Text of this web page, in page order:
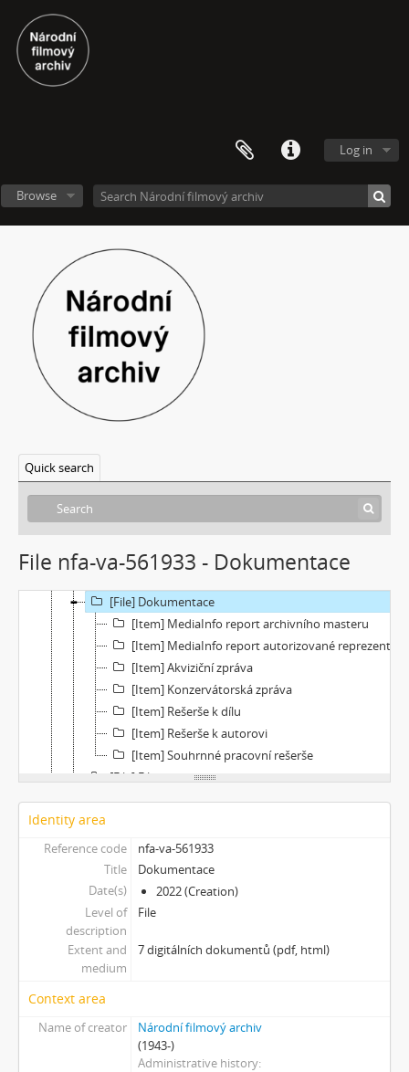
Log in
Browse
Quick search
File nfa-va-561933 - Dokumentace
[Subseries] Cesta
[Subseries] Možná
[Subseries] 28 stotín Synagógy
[Subseries] Z lásky
[Subseries] Parkovací smyčka
[Subseries] Otevřeno zavřeno otevřeno zavřeno...
[Subseries] Klatov
[Subseries] Jizvy, jiskry, jistoty
[Subseries] Země, světlo, vzduch
[Subseries] Painting
[Subseries] Malování do vzduchu
[Subseries] Slovo
[Subseries] Virtuální opona
[Subseries] Yes No Yes
[Subseries] Zrcadlo času
[Subseries] Píseň hlemýžďů jdoucích na pohřeb
[Subseries] Abstraktní animace ze 60. let
[Subseries] Barvy
[File] Dokumentace
[Item] MediaInfo report archivního masteru
[Item] MediaInfo report autorizované reprezentace
[Item] Akviziční zpráva
[Item] Konzervátorská zpráva
[Item] Rešerše k dílu
[Item] Rešerše k autorovi
[Item] Souhrnné pracovní rešerše
[File] Filmy
[File] Náhledy
[Subseries] Pinup
[Subseries] The Time
[Subseries] Čas zkoušky
[Subseries] Musica Picta – Chvíle něhy
[Subseries] Musica Picta – Hodina slavnosti
[Subseries] Musica Picta – Minuty strachu
[Subseries] Musica Picta – Čas smutku
[Subseries] Velká dětská symfonie
[Subseries] Musica Picta – Čas tance
[Subseries] Musica Picta – Čas veselosti
[Subseries] Jednou ráno
Identity area
Reference code
nfa-va-561933
Title
Dokumentace
Date(s)
2022 (Creation)
Level of
description
File
Extent and
medium
7 digitálních dokumentů (pdf, html)
Context area
Name of creator
Národní filmový archiv
(1943-)
Administrative history